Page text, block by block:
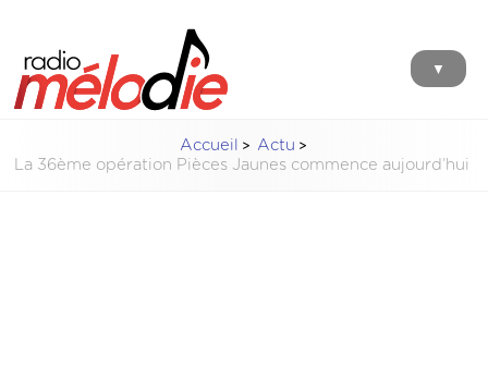
▼
Accueil
Actu
La 36ème opération Pièces Jaunes commence aujourd’hui